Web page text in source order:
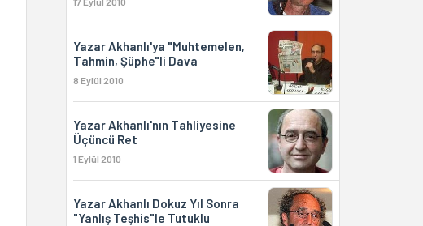
Yazar Akhanlı'ya "Muhtemelen,
Tahmin, Şüphe"li Dava
8 Eylül 2010
Yazar Akhanlı'nın Tahliyesine
Üçüncü Ret
1 Eylül 2010
Yazar Akhanlı Dokuz Yıl Sonra
"Yanlış Teşhis"le Tutuklu